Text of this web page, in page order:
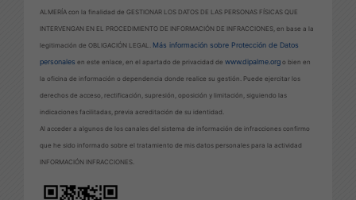
ALMERÍA con la finalidad de GESTIONAR LOS DATOS DE LAS PERSONAS FÍSICAS QUE
INTERVENGAN EN EL PROCEDIMIENTO DE INFORMACIÓN DE INFRACCIONES, en base a la
legitimación de OBLIGACIÓN LEGAL. Más información sobre Protección de Datos
personales en este enlace, en el apartado de privacidad de www.dipalme.org o bien en
la oficina de información o dependencia donde realice su gestión. Puede ejercitar los
derechos de acceso, rectificación, supresión, oposición y limitación, siguiendo las
indicaciones facilitadas, previa acreditación de su identidad.
Al acceder a algunos de los canales del sistema de información de infracciones confirmo
que he sido informado sobre el tratamiento de mis datos personales para la actividad
INFORMACIÓN INFRACCIONES.